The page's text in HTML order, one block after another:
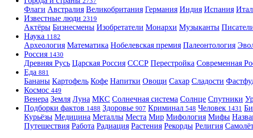
Флаги Австралия Великобритания Германия Индия Испания
Известные люди 2319
Актёры Бизнесмены Изобретатели Монархи Музыканты
Наука 1182
Археология Математика Нобелевская премия Палеонтология
Россия 1430
Древняя Русь Царская Россия СССР Перестройка Современная
Еда 881
Бананы Картофель Кофе Напитки Овощи Сахар Сладости
Космос 449
Венера Земля Луна МКС Солнечная система Солнце Спутники
Подборки фактов 1488 Здоровье 907 Криминал 548 Человек 1431
Курьёзы Медицина Металлы Места Мир Мифология Мифы
Путешествия Работа Радиация Растения Рекорды Религия